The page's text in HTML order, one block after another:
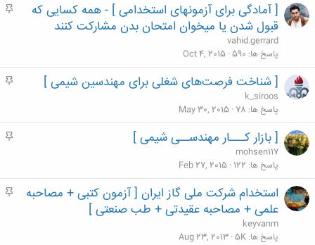
م
[ آمادگی برای آزمونهای استخدامی ] - همه کسایی که
قبول شدن یا میخوان امتحان بدن مشارکت کنند
vahid.gerrard
پاسخ ها 590
Oct 4, 2015
م
[ شناخت فرصت‌های شغلی برای مهندسین شیمی ]
k_siroos
پاسخ ها 78
May 30, 2015
م
[ بازار کـــار مهندســی شیمی ]
mohsen117
پاسخ ها 122
Feb 27, 2015
م
استخدام شرکت ملی گاز ایران [ آزمون کتبی + مصاحبه
علمی + مصاحبه عقیدتی + طب صنعتی ]
keyvanm
پاسخ ها 5K
Aug 23, 2013